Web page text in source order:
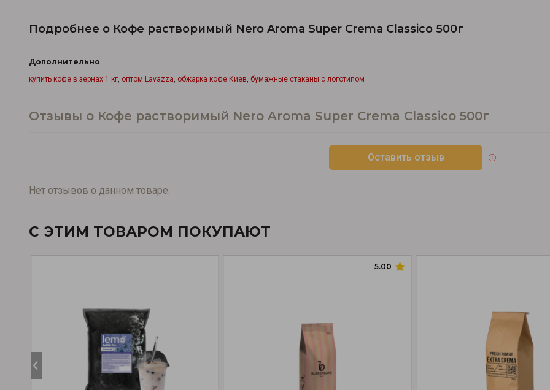
Подробнее о Кофе растворимый Nero Aroma Super Crema Сlassico 500г
Дополнительно
купить кофе в зернах 1 кг, оптом Lavazza, обжарка кофе Киев, бумажные стаканы с логотипом
Отзывы о Кофе растворимый Nero Aroma Super Crema Сlassico 500г
Оставить отзыв
Нет отзывов о данном товаре.
С ЭТИМ ТОВАРОМ ПОКУПАЮТ
5.00